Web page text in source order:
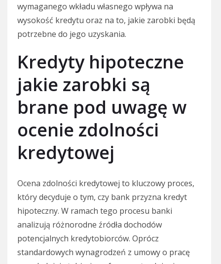
wymaganego wkładu własnego wpływa na
wysokość kredytu oraz na to, jakie zarobki będą
potrzebne do jego uzyskania.
Kredyty hipoteczne
jakie zarobki są
brane pod uwagę w
ocenie zdolności
kredytowej
Ocena zdolności kredytowej to kluczowy proces,
który decyduje o tym, czy bank przyzna kredyt
hipoteczny. W ramach tego procesu banki
analizują różnorodne źródła dochodów
potencjalnych kredytobiorców. Oprócz
standardowych wynagrodzeń z umowy o pracę